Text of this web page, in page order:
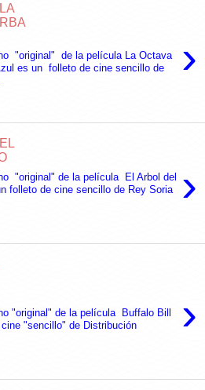
›
"original" de la película La Octava
es un folleto de cine sencillo de
›
"original" de la película El Arbol del
folleto de cine sencillo de Rey Soria
›
"original" de la película Buffalo Bill
"sencillo" de Distribución